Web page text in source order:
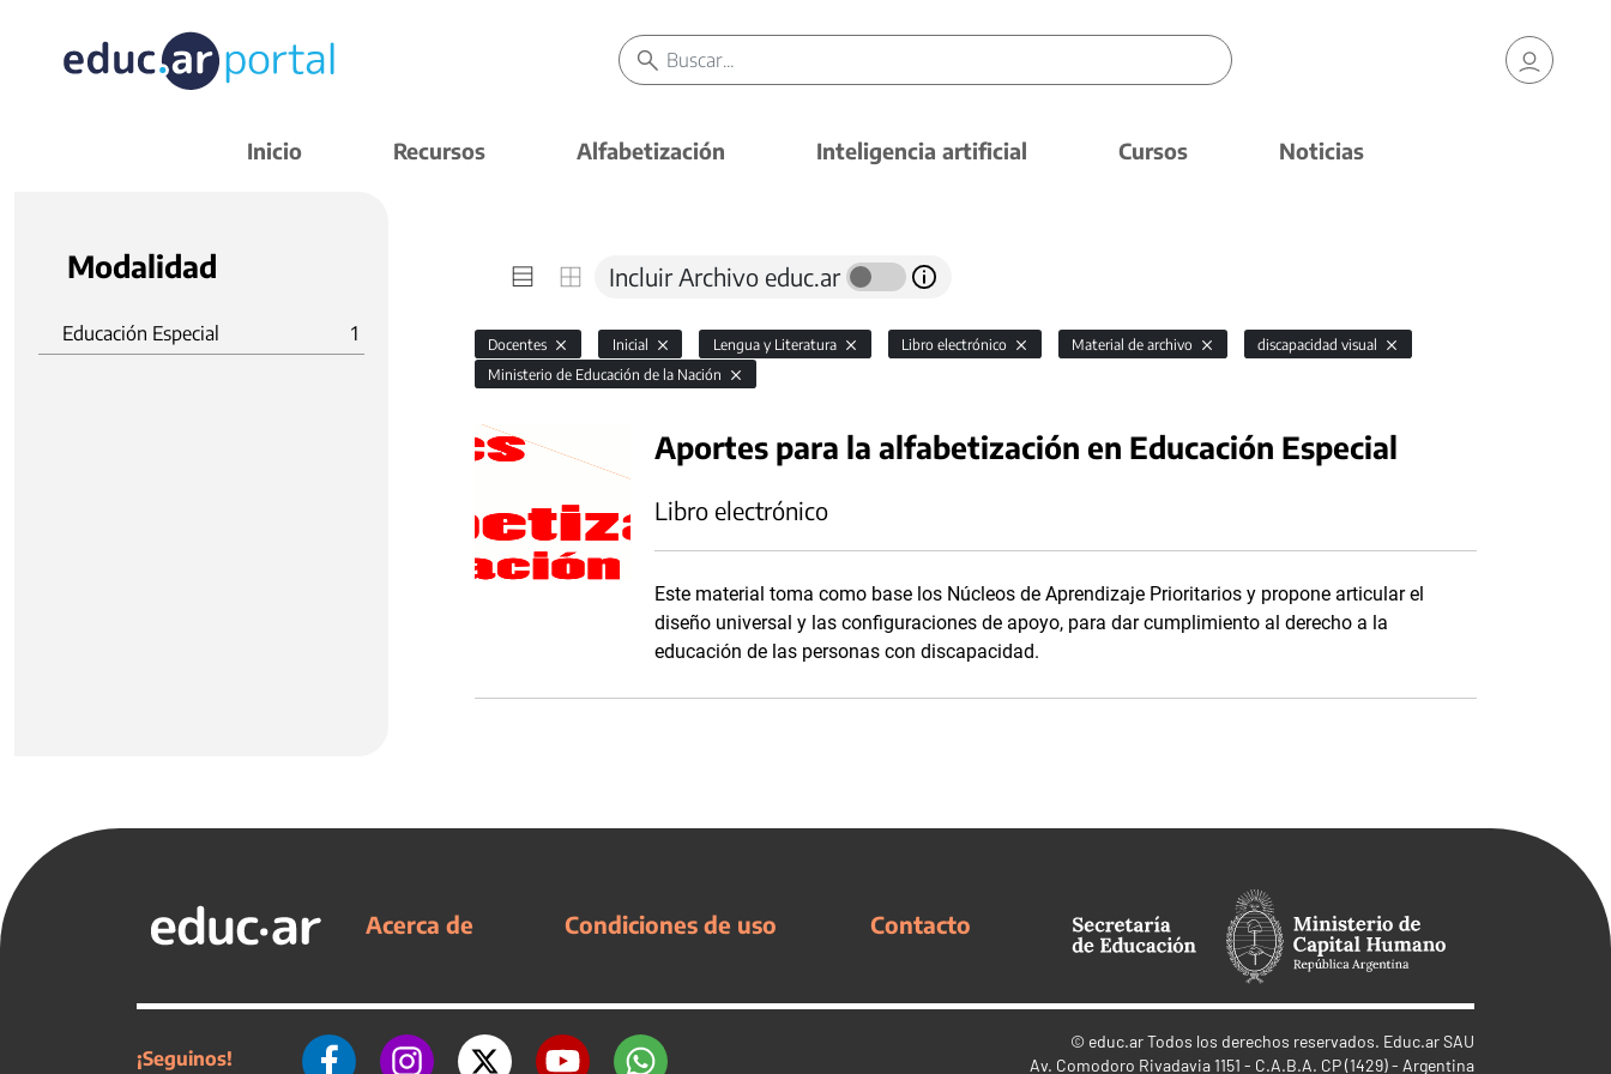
Inicio Recursos Alfabetización Inteligencia artificial Cursos Noticias
Modalidad
Educación Especial 1
Incluir Archivo educ.ar
Docentes Inicial Lengua y Literatura Libro electrónico Material de archivo
discapacidad visual
Ministerio de Educación de la Nación
Aportes para la alfabetización en Educación Especial
Libro electrónico
Este material toma como base los Núcleos de Aprendizaje Prioritarios y propone articular el
diseño universal y las configuraciones de apoyo, para dar cumplimiento al derecho a la
educación de las personas con discapacidad.
Acerca de Condiciones de uso Contacto
¡Seguinos!
© educ.arTodos los derechos reservados. Educ.ar SAU
Av. Comodoro Rivadavia 1151 - C.A.B.A. CP (1429) - Argentina